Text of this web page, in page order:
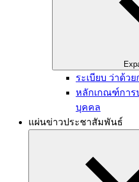
ระเบียบ ว่าด้ว
หลักเกณฑ์การ
บุคคล
แผ่นข่าวประชาสัมพันธ์